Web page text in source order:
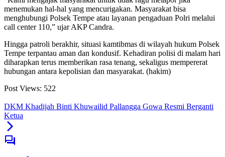
menemukan hal-hal yang mencurigakan. Masyarakat bisa
menghubungi Polsek Tempe atau layanan pengaduan Polri melalui
call center 110,” ujar AKP Candra.
Hingga patroli berakhir, situasi kamtibmas di wilayah hukum Polsek
Tempe terpantau aman dan kondusif. Kehadiran polisi di malam hari
diharapkan terus memberikan rasa tenang, sekaligus mempererat
hubungan antara kepolisian dan masyarakat. (hakim)
Post Views: 522
DKM Khadijah Binti Khuwailid Pallangga Gowa Resmi Berganti
Ketua